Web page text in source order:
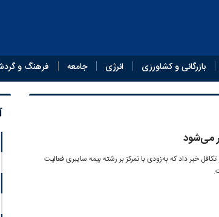
بازرگانی و کشاورزی انرژی جامعه فرهنگ و
می‌شود
خبر داد که به‌زودی با تمرکز بر رشته بیمه سایبری فعالیت